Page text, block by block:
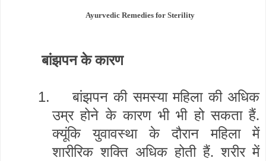
Ayurvedic Remedies for Sterility
बांझपन के कारण
1.
बांझपन की समस्या महिला की अधिक
उम्र होने के कारण भी भी हो सकता हैं.
क्यूंकि युवावस्था के दौरान महिला में
शारीरिक शक्ति अधिक होती हैं. शरीर में